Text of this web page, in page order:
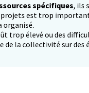
spécifiques, ils
est trop
organisé.
trop élevé ou des
la collectivité sur des